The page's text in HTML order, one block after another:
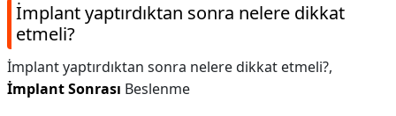
İmplant yaptırdıktan sonra nelere dikkat
etmeli?
İmplant yaptırdıktan sonra nelere dikkat etmeli?,
İmplant Sonrası Beslenme